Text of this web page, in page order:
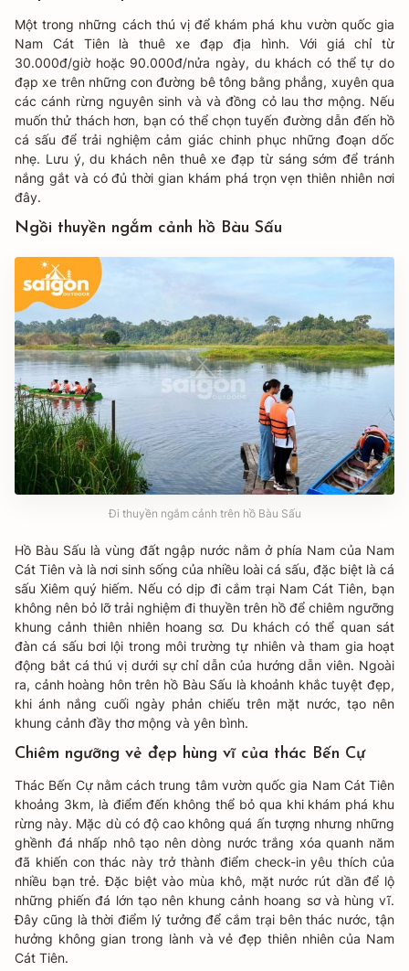
Một trong những cách thú vị để khám phá khu vườn quốc gia
Nam Cát Tiên là thuê xe đạp địa hình. Với giá chỉ từ
30.000đ/giờ hoặc 90.000đ/nửa ngày, du khách có thể tự do
đạp xe trên những con đường bê tông bằng phẳng, xuyên qua
các cánh rừng nguyên sinh và và đồng cỏ lau thơ mộng. Nếu
muốn thử thách hơn, bạn có thể chọn tuyến đường dẫn đến hồ
cá sấu để trải nghiệm cảm giác chinh phục những đoạn dốc
nhẹ. Lưu ý, du khách nên thuê xe đạp từ sáng sớm để tránh
nắng gắt và có đủ thời gian khám phá trọn vẹn thiên nhiên nơi
đây.
Ngồi thuyền ngắm cảnh hồ Bàu Sấu
Đi thuyền ngắm cảnh trên hồ Bàu Sấu
Hồ Bàu Sấu là vùng đất ngập nước nằm ở phía Nam của Nam
Cát Tiên và là nơi sinh sống của nhiều loài cá sấu, đặc biệt là cá
sấu Xiêm quý hiếm. Nếu có dịp đi cắm trại Nam Cát Tiên, bạn
không nên bỏ lỡ trải nghiệm đi thuyền trên hồ để chiêm ngưỡng
khung cảnh thiên nhiên hoang sơ. Du khách có thể quan sát
đàn cá sấu bơi lội trong môi trường tự nhiên và tham gia hoạt
động bắt cá thú vị dưới sự chỉ dẫn của hướng dẫn viên. Ngoài
ra, cảnh hoàng hôn trên hồ Bàu Sấu là khoảnh khắc tuyệt đẹp,
khi ánh nắng cuối ngày phản chiếu trên mặt nước, tạo nên
khung cảnh đầy thơ mộng và yên bình.
Chiêm ngưỡng vẻ đẹp hùng vĩ của thác Bến Cự
Thác Bến Cự nằm cách trung tâm vườn quốc gia Nam Cát Tiên
khoảng 3km, là điểm đến không thể bỏ qua khi khám phá khu
rừng này. Mặc dù có độ cao không quá ấn tượng nhưng những
ghềnh đá nhấp nhô tạo nên dòng nước trắng xóa quanh năm
đã khiến con thác này trở thành điểm check-in yêu thích của
nhiều bạn trẻ. Đặc biệt vào mùa khô, mặt nước rút dần để lộ
những phiến đá lớn tạo nên khung cảnh hoang sơ và hùng vĩ.
Đây cũng là thời điểm lý tưởng để cắm trại bên thác nước, tận
hưởng không gian trong lành và vẻ đẹp thiên nhiên của Nam
Cát Tiên.